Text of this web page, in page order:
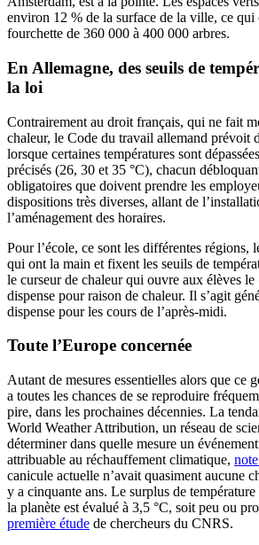
environ 12 % de la surface de la ville, ce qui
fourchette de 360 000 à 400 000 arbres.
En Allemagne, des seuils de
la loi
Contrairement au droit français, qui ne fait
chaleur, le Code du travail allemand prévoit
lorsque certaines températures sont
précisés (26, 30 et 35 °C), chacun
obligatoires que doivent prendre les
dispositions très diverses, allant de
l’aménagement des horaires.
Pour l’école, ce sont les différentes régions,
qui ont la main et fixent les seuils de
le curseur de chaleur qui ouvre aux élèves
dispense pour raison de chaleur. Il s’agit
dispense pour les cours de l’après-midi.
Toute l’Europe concernée
Autant de mesures essentielles alors que ce
a toutes les chances de se reproduire
pire, dans les prochaines décennies. La
World Weather Attribution, un réseau de
déterminer dans quelle mesure un
attribuable au réchauffement climatique,
canicule actuelle n’avait quasiment aucune
y a cinquante ans. Le surplus de
la planète est évalué à 3,5 °C, soit peu ou
première étude de chercheurs du CNRS.